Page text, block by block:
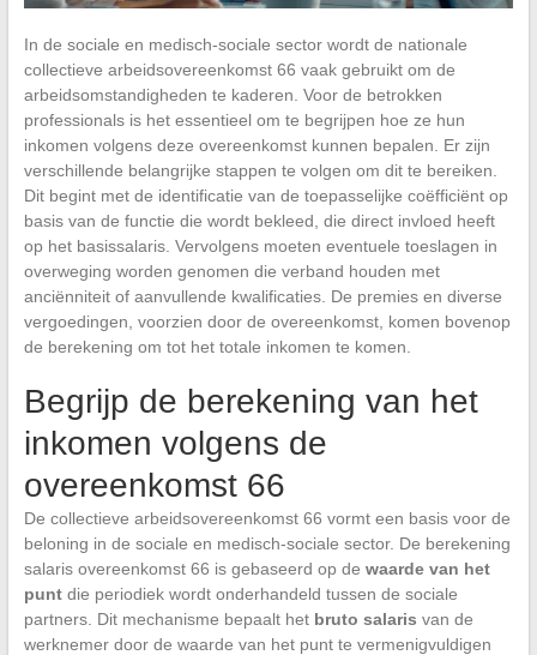
In de sociale en medisch-sociale sector wordt de nationale
collectieve arbeidsovereenkomst 66 vaak gebruikt om de
arbeidsomstandigheden te kaderen. Voor de betrokken
professionals is het essentieel om te begrijpen hoe ze hun
inkomen volgens deze overeenkomst kunnen bepalen. Er zijn
verschillende belangrijke stappen te volgen om dit te bereiken.
Dit begint met de identificatie van de toepasselijke coëfficiënt op
basis van de functie die wordt bekleed, die direct invloed heeft
op het basissalaris. Vervolgens moeten eventuele toeslagen in
overweging worden genomen die verband houden met
anciënniteit of aanvullende kwalificaties. De premies en diverse
vergoedingen, voorzien door de overeenkomst, komen bovenop
de berekening om tot het totale inkomen te komen.
Begrijp de berekening van het
inkomen volgens de
overeenkomst 66
De collectieve arbeidsovereenkomst 66 vormt een basis voor de
beloning in de sociale en medisch-sociale sector. De berekening
salaris overeenkomst 66 is gebaseerd op de waarde van het
puntdie periodiek wordt onderhandeld tussen de sociale
partners. Dit mechanisme bepaalt het bruto salaris van de
werknemer door de waarde van het punt te vermenigvuldigen